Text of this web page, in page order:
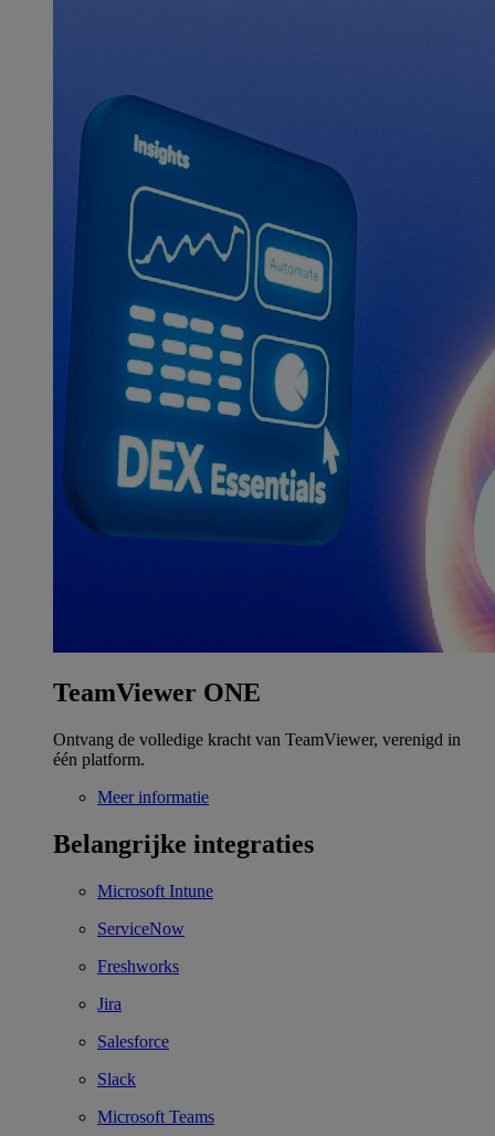
TeamViewer ONE
Ontvang de volledige kracht van TeamViewer, verenigd in
één platform.
Meer informatie
Belangrijke integraties
Microsoft Intune
ServiceNow
Freshworks
Jira
Salesforce
Slack
Microsoft Teams